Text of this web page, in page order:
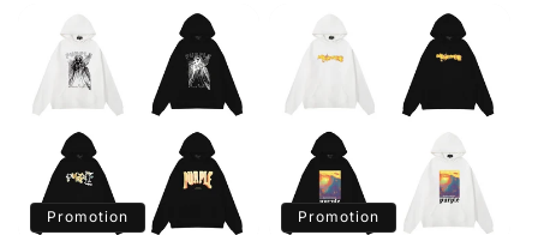
Promotion Promotion